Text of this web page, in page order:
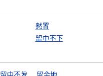
慭置
留中不下